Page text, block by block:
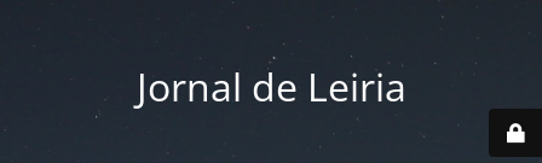
Jornal de Leiria